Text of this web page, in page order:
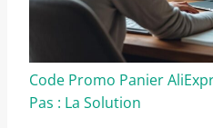
Code Promo Panier
Pas : La Solution